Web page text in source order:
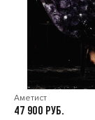
Аметист
47 900